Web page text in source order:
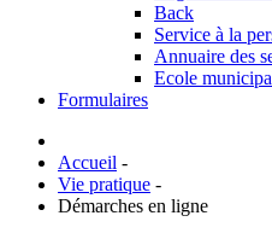
Back
Service à la
Annuaire des
Ecole
Formulaires
Accueil -
Vie pratique -
Démarches en ligne